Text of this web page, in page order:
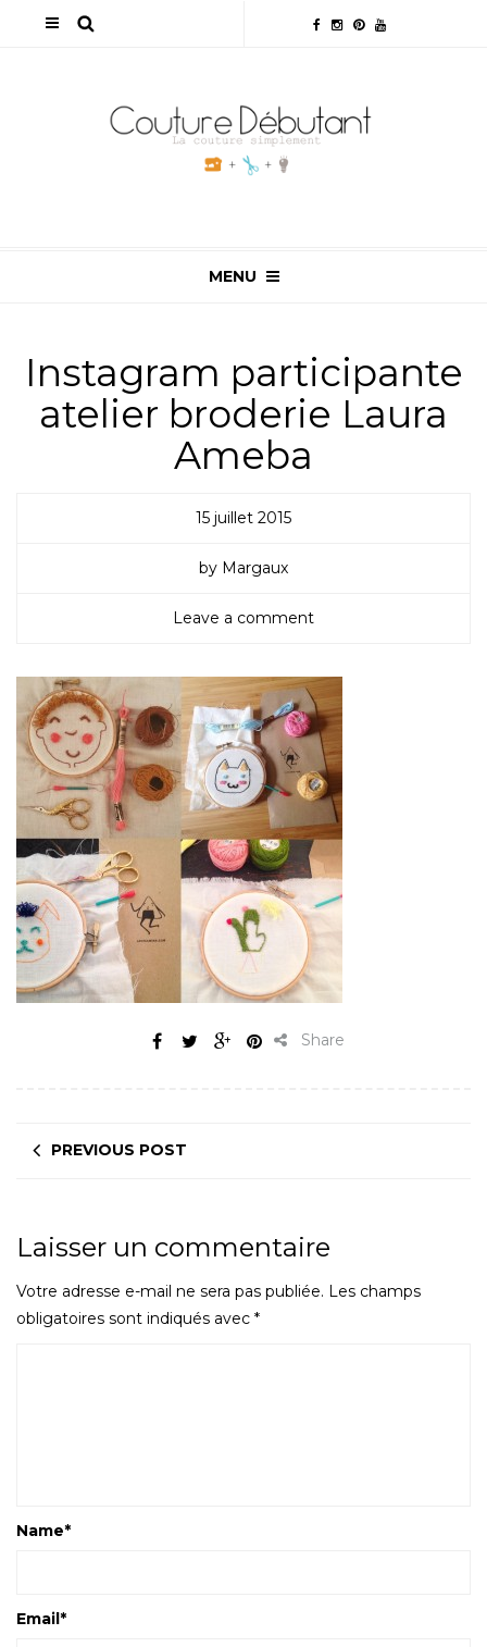
MENU
Instagram participante
atelier broderie Laura
Ameba
15 juillet 2015
by Margaux
Leave a comment
Share
PREVIOUS POST
Laisser un commentaire
Votre adresse e-mail ne sera pas publiée. Les champs
obligatoires sont indiqués avec *
Name*
Email*